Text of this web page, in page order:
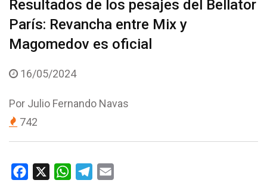
Resultados de los pesajes del Bellator
París: Revancha entre Mix y
Magomedov es oficial
16/05/2024
Por Julio Fernando Navas
742
W